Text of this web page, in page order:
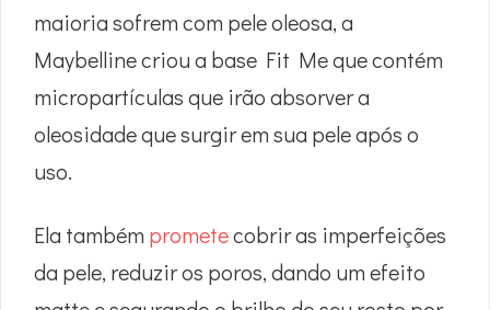
maioria sofrem com pele oleosa, a
Maybelline criou a base Fit Me que contém
micropartículas que irão absorver a
oleosidade que surgir em sua pele após o
uso.
Ela também prometecobrir as imperfeições
da pele, reduzir os poros, dando um efeito